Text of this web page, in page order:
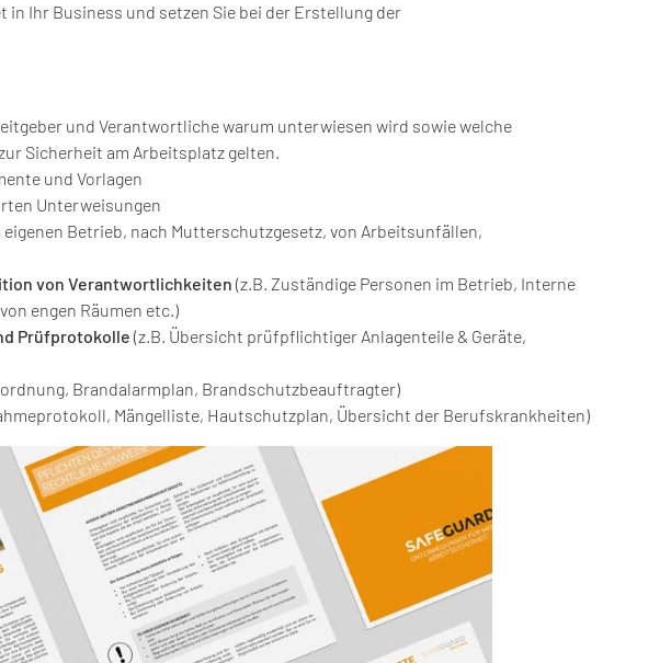
Ihr Business und setzen Sie bei der Erstellung der
und Verantwortliche warum unterwiesen wird sowie welche
Sicherheit am Arbeitsplatz gelten.
und Vorlagen
Unterweisungen
eigenen Betrieb, nach Mutterschutzgesetz, von Arbeitsunfällen,
von Verantwortlichkeiten (z.B. Zuständige Personen im Betrieb, Interne
engen Räumen etc.)
Prüfprotokolle (z.B. Übersicht prüfpflichtiger Anlagenteile & Geräte,
Brandalarmplan, Brandschutzbeauftragter)
Mängelliste, Hautschutzplan, Übersicht der Berufskrankheiten)